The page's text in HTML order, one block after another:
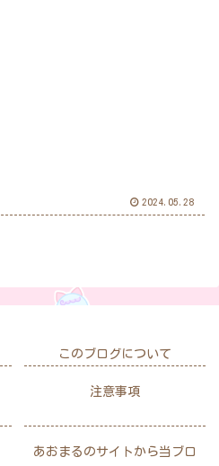
2024.05.28
このブログについて
注意事項
あおまるのサイトから当ブロ